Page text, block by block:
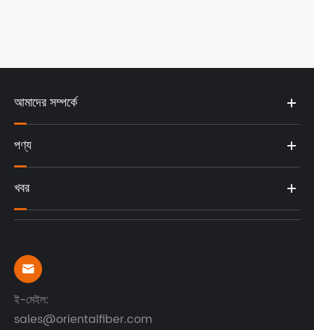
আমাদের সম্পর্কে
পণ্য
খবর

ই-মেইল:
sales@orientalfiber.com